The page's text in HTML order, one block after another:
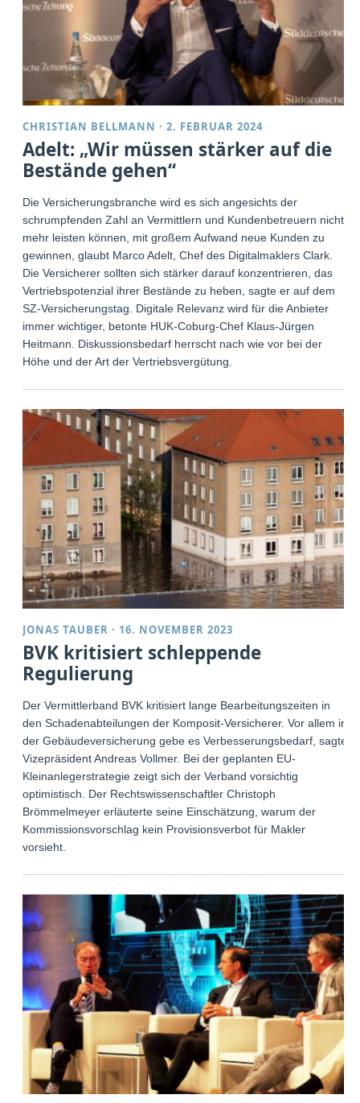
CHRISTIAN BELLMANN ·2. FEBRUAR 2024
Adelt: „Wir müssen stärker auf die
Bestände gehen“
Die Versicherungsbranche wird es sich angesichts der
schrumpfenden Zahl an Vermittlern und Kundenbetreuern nicht
mehr leisten können, mit großem Aufwand neue Kunden zu
gewinnen, glaubt Marco Adelt, Chef des Digitalmaklers Clark.
Die Versicherer sollten sich stärker darauf konzentrieren, das
Vertriebspotenzial ihrer Bestände zu heben, sagte er auf dem
SZ-Versicherungstag. Digitale Relevanz wird für die Anbieter
immer wichtiger, betonte HUK-Coburg-Chef Klaus-Jürgen
Heitmann. Diskussionsbedarf herrscht nach wie vor bei der
Höhe und der Art der Vertriebsvergütung.
JONAS TAUBER · 16. NOVEMBER 2023
BVK kritisiert schleppende
Regulierung
Der Vermittlerband BVK kritisiert lange Bearbeitungszeiten in
den Schadenabteilungen der Komposit-Versicherer. Vor allem in
der Gebäudeversicherung gebe es Verbesserungsbedarf, sagte
Vizepräsident Andreas Vollmer. Bei der geplanten EU-
Kleinanlegerstrategie zeigt sich der Verband vorsichtig
optimistisch. Der Rechtswissenschaftler Christoph
Brömmelmeyer erläuterte seine Einschätzung, warum der
Kommissionsvorschlag kein Provisionsverbot für Makler
vorsieht.